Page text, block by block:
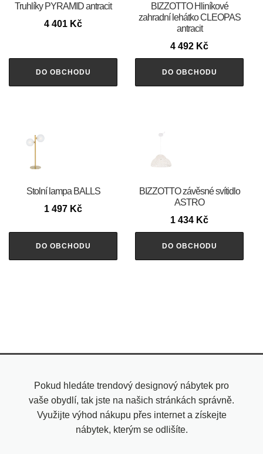
Truhlíky PYRAMID antracit
4 401 Kč
DO OBCHODU
BIZZOTTO Hliníkové
zahradní lehátko CLEOPAS
antracit
4 492 Kč
DO OBCHODU
Stolní lampa BALLS
1 497 Kč
DO OBCHODU
BIZZOTTO závěsné svítidlo
ASTRO
1 434 Kč
DO OBCHODU
Pokud hledáte trendový designový nábytek pro
vaše obydlí, tak jste na našich stránkách správně.
Využijte výhod nákupu přes internet a získejte
nábytek, kterým se odlišíte.